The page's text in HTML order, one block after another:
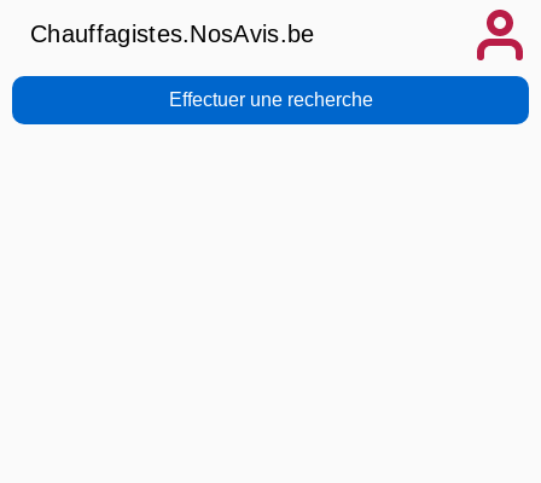
Chauffagistes.NosAvis.be
Effectuer une recherche